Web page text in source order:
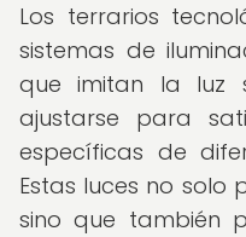
Los terrarios
sistemas de
que imitan la luz
ajustarse para
específicas de
Estas luces no solo
sino que también